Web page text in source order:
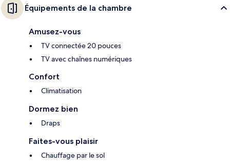
Équipements de la chambre
Amusez-vous
TV connectée 20 pouces
TV avec chaînes numériques
Confort
Climatisation
Dormez bien
Draps
Faites-vous plaisir
Chauffage par le sol